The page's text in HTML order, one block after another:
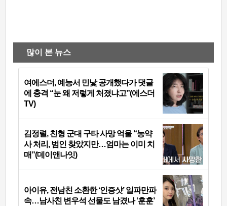
많이 본 뉴스
여에스더, 예능서 민낯 공개했다가 댓글
에 충격 “눈 왜 저렇게 처졌냐고”(에스더
TV)
김정렬, 친형 군대 구타 사망 억울 “농약
사 처리, 범인 찾았지만…엄마는 이미 치
매”(데이앤나잇)
아이유, 전남친 소환한 ‘인증샷’ 일파만파
속…남사친 변우석 선물도 남겼나 ‘훈훈’